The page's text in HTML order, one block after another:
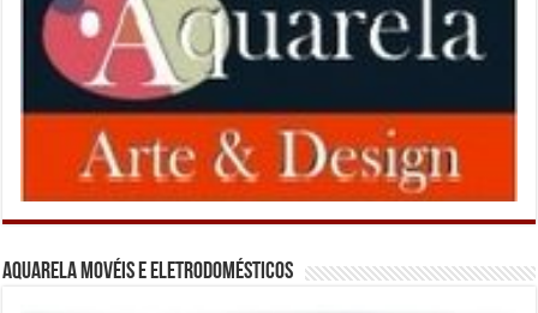
Aquarela Movéis e Eletrodomésticos